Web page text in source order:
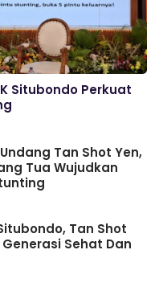
Situbondo Perkuat
Tan Shot Yen,
Tua Wujudkan
Tan Shot
Sehat Dan